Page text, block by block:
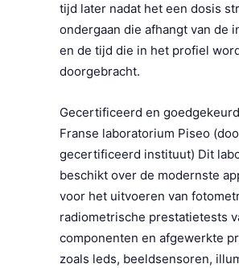
tijd later nadat het een dosis
ondergaan die afhangt van de
en de tijd die in het profiel
doorgebracht.
Gecertificeerd en
Franse laboratorium Piseo
gecertificeerd instituut) Dit
beschikt over de modernste
voor het uitvoeren van
radiometrische prestatietests
componenten en afgewerkte
zoals leds, beeldsensoren,